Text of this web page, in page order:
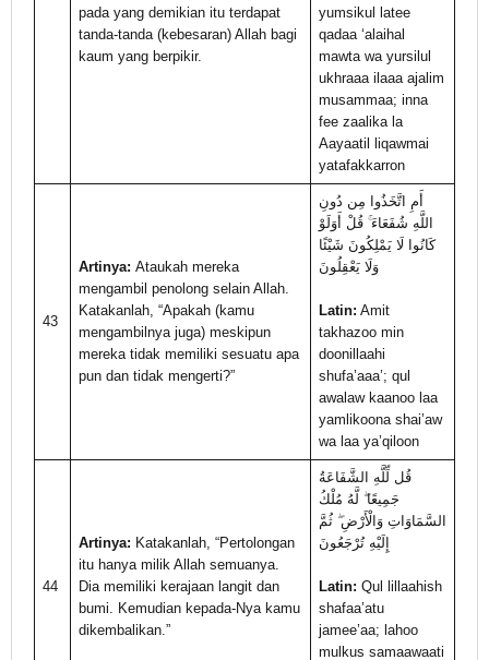
pada yang demikian itu terdapat
tanda-tanda (kebesaran) Allah bagi
kaum yang berpikir.
yumsikul latee
qadaa ‘alaihal
mawta wa yursilul
ukhraaa ilaaa ajalim
musammaa; inna
fee zaalika la
Aayaatil liqawmai
yatafakkarron
43
Artinya: Ataukah mereka
mengambil penolong selain Allah.
Katakanlah, “Apakah (kamu
mengambilnya juga) meskipun
mereka tidak memiliki sesuatu apa
pun dan tidak mengerti?”
أَمِ اتَّخَذُوا مِن دُونِ
اللَّهِ شُفَعَاءَ ۚ قُلْ أَوَلَوْ
كَانُوا لَا يَمْلِكُونَ شَيْئًا
وَلَا يَعْقِلُونَ
Latin: Amit
takhazoo min
doonillaahi
shufa’aaa’; qul
awalaw kaanoo laa
yamlikoona shai’aw
wa laa ya’qiloon
44
Artinya: Katakanlah, “Pertolongan
itu hanya milik Allah semuanya.
Dia memiliki kerajaan langit dan
bumi. Kemudian kepada-Nya kamu
dikembalikan.”
قُل لِّلَّهِ الشَّفَاعَةُ
جَمِيعًا ۖ لَّهُ مُلْكُ
السَّمَاوَاتِ وَالْأَرْضِ ۖ ثُمَّ
إِلَيْهِ تُرْجَعُونَ
Latin: Qul lillaahish
shafaa’atu
jamee’aa; lahoo
mulkus samaawaati